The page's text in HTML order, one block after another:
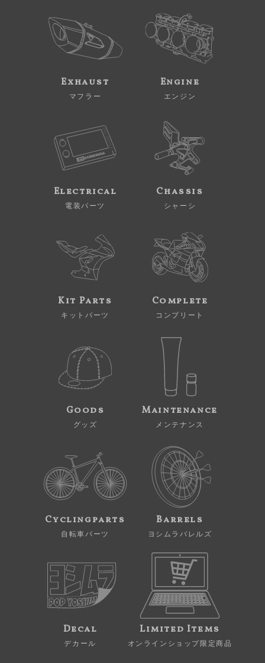
Exhaust
マフラー
Engine
エンジン
Electrical
電装パーツ
Chassis
シャーシ
Kit Parts
キットパーツ
Complete
コンプリート
Goods
グッズ
Maintenance
メンテナンス
Cyclingparts
自転車パーツ
Barrels
ヨシムラバレルズ
Decal
デカール
Limited Items
オンラインショップ限定商品